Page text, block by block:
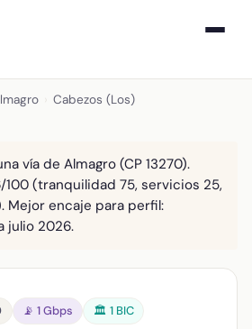
Cabezos (Los)
vía de Almagro (CP 13270).
(tranquilidad 75, servicios 25,
Mejor encaje para perfil:
julio 2026.
📡 1 Gbps
🏛️ 1 BIC